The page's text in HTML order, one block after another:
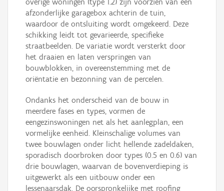
overige woningen (type 1.2) zijn voorzien van een
afzonderlijke garagebox achterin de tuin,
waardoor de ontsluiting wordt omgekeerd. Deze
schikking leidt tot gevarieerde, specifieke
straatbeelden. De variatie wordt versterkt door
het draaien en laten verspringen van
bouwblokken, in overeenstemming met de
oriëntatie en bezonning van de percelen.
Ondanks het onderscheid van de bouw in
meerdere fases en types, vormen de
eengezinswoningen net als het aanlegplan, een
vormelijke eenheid. Kleinschalige volumes van
twee bouwlagen onder licht hellende zadeldaken,
sporadisch doorbroken door types (0.5 en 0.6) van
drie bouwlagen, waarvan de bovenverdieping is
uitgewerkt als een uitbouw onder een
lessenaarsdak. De oorspronkelijke met roofing